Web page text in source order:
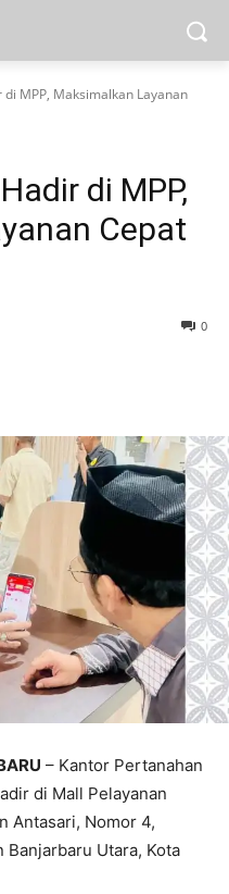
MPP, Maksimalkan Layanan
di MPP,
Cepat
0
– Kantor Pertanahan
di Mall Pelayanan
Antasari, Nomor 4,
Banjarbaru Utara, Kota